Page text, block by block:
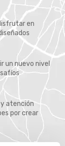
en
un nuevo nivel
y atención
por crear